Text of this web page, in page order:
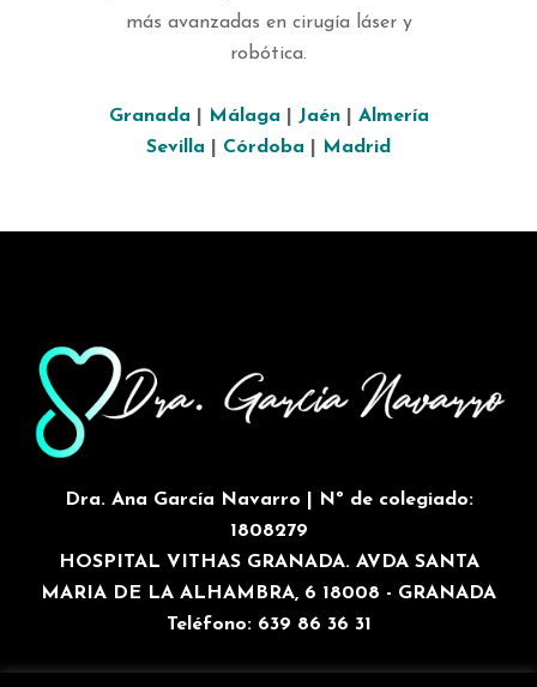
más avanzadas en cirugía láser y
robótica.
Granada Málaga Jaén| Almería
Sevilla
Córdoba Madrid
Dra. Ana García Navarro | Nº de colegiado:
1808279
HOSPITAL VITHAS GRANADA. AVDA SANTA
MARIA DE LA ALHAMBRA, 6 18008 - GRANADA
Teléfono: 639 86 36 31